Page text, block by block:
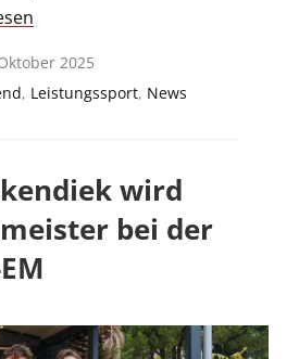
2025
, Leistungssport, News
wird
bei der